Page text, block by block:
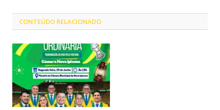
CONTEÚDO RELACIONADO